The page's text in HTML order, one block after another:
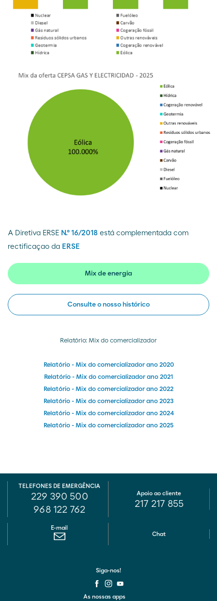
A Diretiva ERSE N.º 16/2018 está complementada com
rectificaçao da ERSE
Mix de energia
Consulte o nosso histórico
Relatório: Mix do comercializador
Relatório - Mix do comercializador ano 2020
Relatório - Mix do comercializador ano 2021
Relatório - Mix do comercializador ano 2022
Relatório - Mix do comercializador ano 2023
Relatório - Mix do comercializador ano 2024
Relatório - Mix do comercializador ano 2025
TELEFONES DE EMERGÊNCIA
229 390 500
968 122 762
E-mail
Chat
Apoio ao cliente
217 217 855
As nossas apps
Siga-nos!